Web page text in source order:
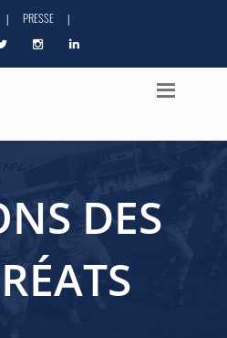
| PRESSE |
DES